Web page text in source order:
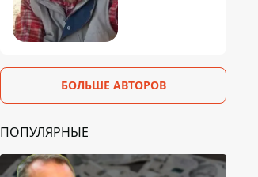
БОЛЬШЕ АВТОРОВ
ПОПУЛЯРНЫЕ